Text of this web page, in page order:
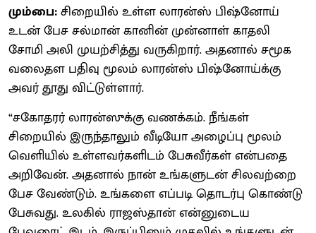
மும்பை:சிறையில் உள்ள லாரன்ஸ் பிஷ்னோய்
உடன் பேச சல்மான் கானின் முன்னாள் காதலி
சோமி அலி முயற்சித்து வருகிறார். அதனால் சமூக
வலைதள பதிவு மூலம் லாரன்ஸ் பிஷ்னோய்க்கு
அவர் தூது விட்டுள்ளார்.
“சகோதரர் லாரன்ஸுக்கு வணக்கம். நீங்கள்
சிறையில் இருந்தாலும் வீடியோ அழைப்பு மூலம்
வெளியில் உள்ளவர்களிடம் பேசுவீர்கள் என்பதை
அறிவேன். அதனால் நான் உங்களுடன் சிலவற்றை
பேச வேண்டும். உங்களை எப்படி தொடர்பு கொண்டு
பேசுவது. உலகில் ராஜஸ்தான் என்னுடைய